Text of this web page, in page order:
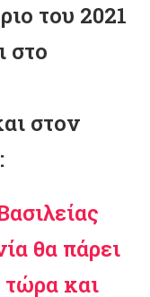
του 2021
στο
στον
θα πάρει
τώρα και